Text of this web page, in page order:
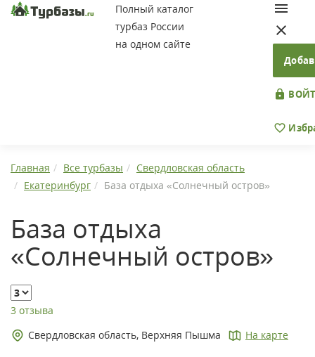
Полный каталог
турбаз России
на одном сайте
Главная Все турбазы
Свердловская область
Екатеринбург
База отдыха «Солнечный остров»
База отдыха
«Солнечный остров»
3 отзыва
Свердловская область, Верхняя Пышма
На карте